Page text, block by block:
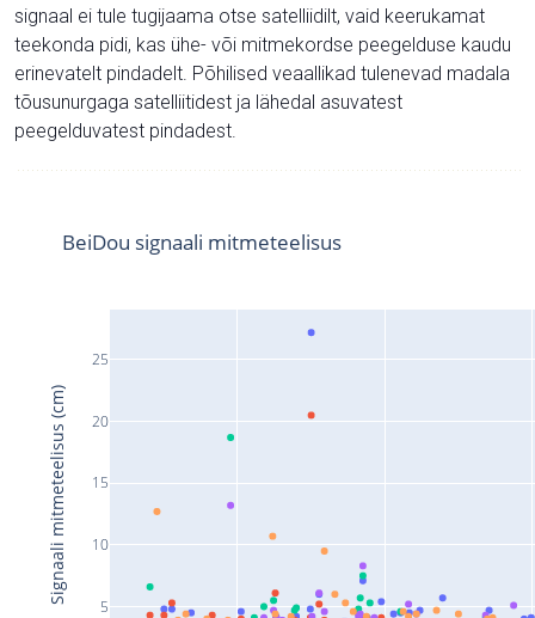
signaal ei tule tugijaama otse satelliidilt, vaid keerukamat
teekonda pidi, kas ühe- või mitmekordse peegelduse kaudu
erinevatelt pindadelt. Põhilised veaallikad tulenevad madala
tõusunurgaga satelliitidest ja lähedal asuvatest
peegelduvatest pindadest.
5
10
15
20
25
BeiDou signaali mitmeteelisus
Signaali mitmeteelisus (cm)